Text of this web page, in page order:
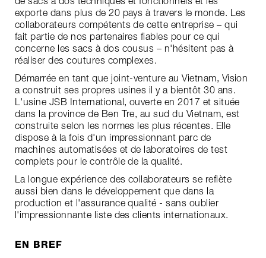
exporte dans plus de 20 pays à travers le monde. Les
collaborateurs compétents de cette entreprise – qui
fait partie de nos partenaires fiables pour ce qui
concerne les sacs à dos cousus – n'hésitent pas à
réaliser des coutures complexes.
Démarrée en tant que joint-venture au Vietnam, Vision
a construit ses propres usines il y a bientôt 30 ans.
L'usine JSB International, ouverte en 2017 et située
dans la province de Ben Tre, au sud du Vietnam, est
construite selon les normes les plus récentes. Elle
dispose à la fois d'un impressionnant parc de
machines automatisées et de laboratoires de test
complets pour le contrôle de la qualité.
La longue expérience des collaborateurs se reflète
aussi bien dans le développement que dans la
production et l'assurance qualité - sans oublier
l'impressionnante liste des clients internationaux.
EN BREF